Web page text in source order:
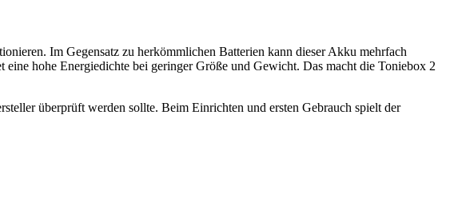
Im Gegensatz zu herkömmlichen Batterien kann dieser Akku mehrfach
hohe Energiedichte bei geringer Größe und Gewicht. Das macht die Toniebox 2
überprüft werden sollte. Beim Einrichten und ersten Gebrauch spielt der